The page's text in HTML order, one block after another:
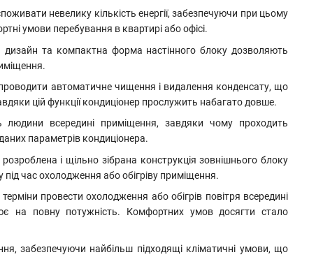
невелику кількість енергії, забезпечуючи при цьому
умови перебування в квартирі або офісі.
дизайн та компактна форма настінного блоку дозволяють
автоматичне чищення і видалення конденсату, що
цій функції кондиціонер прослужить набагато довше.
людини всередині приміщення, завдяки чому проходить
параметрів кондиціонера.
і щільно зібрана конструкція зовнішнього блоку
час охолодження або обігріву приміщення.
провести охолодження або обігрів повітря всередині
на повну потужність. Комфортних умов досягти стало
забезпечуючи найбільш підходящі кліматичні умови, що